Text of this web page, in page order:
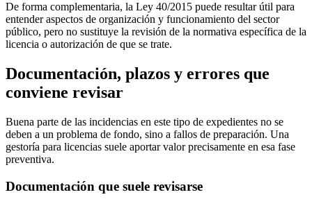
De forma complementaria, la Ley 40/2015 puede resultar útil para
entender aspectos de organización y funcionamiento del sector
público, pero no sustituye la revisión de la normativa específica de la
licencia o autorización de que se trate.
Documentación, plazos y errores que
conviene revisar
Buena parte de las incidencias en este tipo de expedientes no se
deben a un problema de fondo, sino a fallos de preparación. Una
gestoría para licencias suele aportar valor precisamente en esa fase
preventiva.
Documentación que suele revisarse